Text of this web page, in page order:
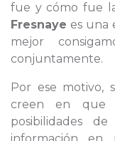
fue y cómo fue
Fresnaye es una
mejor
conjuntamente.
Por ese motivo,
creen en que
posibilidades